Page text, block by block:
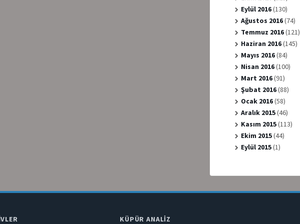
Eylül 2016(130)
Ağustos 2016(74)
Temmuz 2016(121)
Haziran 2016(145)
Mayıs 2016(84)
Nisan 2016(100)
Mart 2016(91)
Şubat 2016(88)
Ocak 2016(58)
Aralık 2015(46)
Kasım 2015(113)
Ekim 2015(44)
Eylül 2015(1)
KÜPÜR ANALIZ